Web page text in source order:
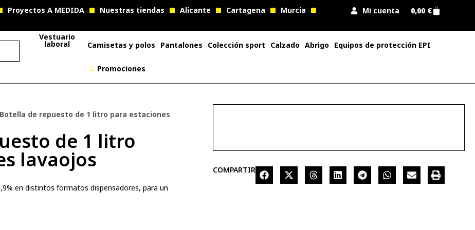
Proyectos A MEDIDA Nuestras tiendas Alicante Cartagena
Murcia
Mi cuenta 0,00 €
Vestuario
laboral Camisetas y polos Pantalones Colección sport Calzado Abrigo Equipos de protección EPI
Promociones
Botella de repuesto de 1 litro para estaciones
de 1 litro
lavaojos
en distintos formatos dispensadores, para un
COMPARTIR